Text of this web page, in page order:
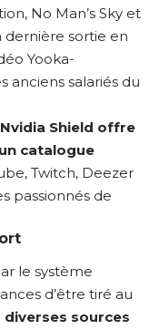
No Man’s Sky et
dernière sortie en
Yooka-
anciens salariés du
Shield offre
catalogue
Twitch, Deezer
passionnés de
le système
d’être tiré au
diverses sources